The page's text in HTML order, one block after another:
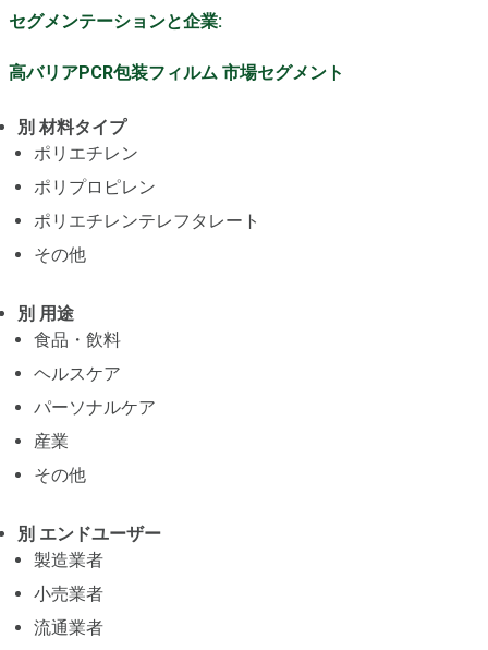
セグメンテーションと企業:
高バリアPCR包装フィルム 市場セグメント
別 材料タイプ
ポリエチレン
ポリプロピレン
ポリエチレンテレフタレート
その他
別 用途
食品・飲料
ヘルスケア
パーソナルケア
産業
その他
別 エンドユーザー
製造業者
小売業者
流通業者